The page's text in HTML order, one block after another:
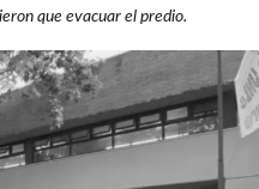
que evacuar el predio.